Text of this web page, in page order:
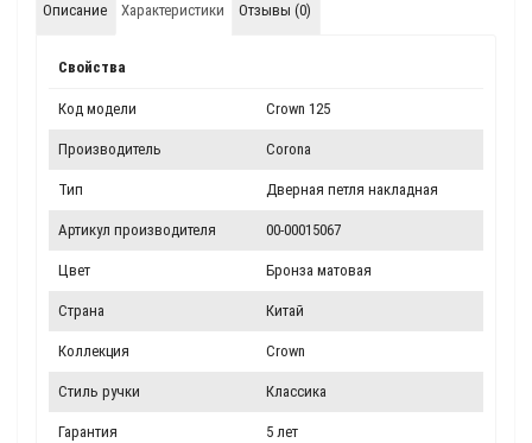
Описание Характеристики Отзывы (0)
Свойства
Код модели Crown 125
Производитель Corona
Тип Дверная петля накладная
Артикул производителя 00-00015067
Цвет Бронза матовая
Страна Китай
Коллекция Crown
Стиль ручки Классика
Гарантия 5 лет